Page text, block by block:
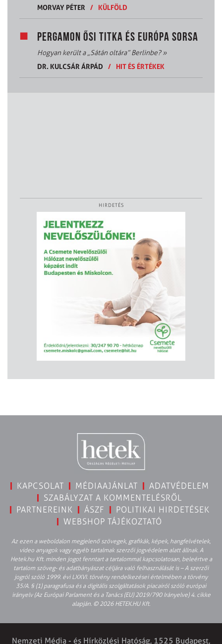
MORVAY PÉTER / KÜLFÖLD
PERGAMON ŐSI TITKA ÉS EURÓPA SORSA
Hogyan került a „Sátán oltára” Berlinbe?»
DR. KULCSÁR ÁRPÁD
/ HIT ÉS ÉRTÉKEK
HIRDETÉS
KAPCSOLAT MÉDIAAJÁNLAT
ADATVÉDELEM
SZABÁLYZAT A KOMMENTELÉSRŐL
PARTNEREINK
ÁSZF
POLITIKAI HIRDETÉSEK
WEBSHOP TÁJÉKOZTATÓ
Az ezen a weboldalon megjelenő szövegek, grafikák, képek, hangfelvételek,
video anyagok vagy egyéb tartalmak szerzői jogvédelem alatt állnak. A
Hetek.hu Kft. minden jogot fenntart a tartalommal kapcsolatosan, beleértve a
tartalom szöveg- és adatbányászat céljára való felhasználását is – A szerzői
jogról szóló 1999. évi LXXVI. törvény rendelkezései értelmében a törvény
35/A. § (1) paragrafusa és a digitális szolgáltatások piacairól szóló európai
irányelv (Az Európai Parlament és a Tanács (EU) 2019/790 Irányelve) 4. cikke
alapján. © 2026 HETEK.HU Kft.
Nemzeti Média - és Hírközlési Hatóság, 1525 Budapest,